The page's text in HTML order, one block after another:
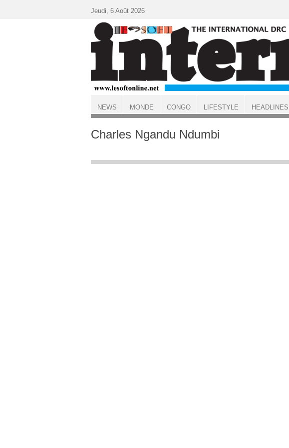
ACCUEIL
Charles Ngandu Ndumbi
Jeudi, 6 Août 2026
NEWS MONDE CONGO LIFESTYLE HEADLINES